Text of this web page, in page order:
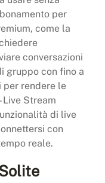
per
come la
conversazioni
gruppo con fino a
per rendere le
Live Stream
di live
con
reale.